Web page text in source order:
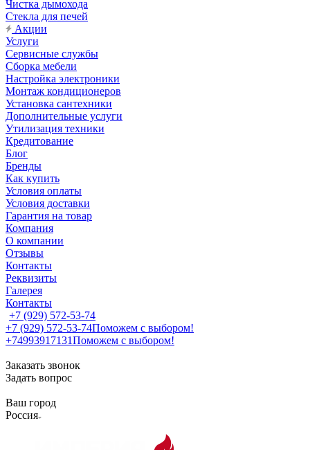
Чистка дымохода
Стекла для печей
Акции
Услуги
Сервисные службы
Сборка мебели
Настройка электроники
Монтаж кондиционеров
Установка сантехники
Дополнительные услуги
Утилизация техники
Кредитование
Блог
Бренды
Как купить
Условия оплаты
Условия доставки
Гарантия на товар
Компания
О компании
Отзывы
Контакты
Реквизиты
Галерея
Контакты
+7 (929) 572-53-74
+7 (929) 572-53-74Поможем с выбором!
+74993917131Поможем с выбором!
Заказать звонок
Задать вопрос
Ваш город
Россия